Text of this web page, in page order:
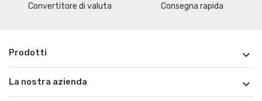
Convertitore di valuta Consegna rapida
Prodotti 
La nostra azienda 